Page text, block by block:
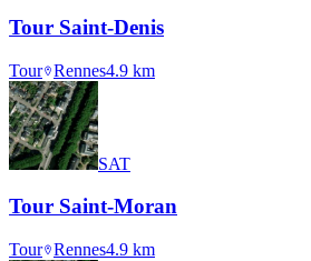
Tour Saint-Denis
Tour Rennes4.9 km
SAT
Tour Saint-Moran
Tour Rennes4.9 km